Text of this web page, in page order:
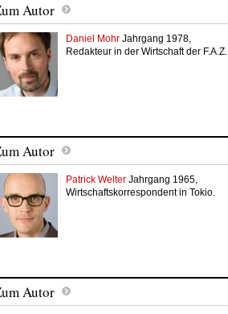
Autor
Daniel Mohr Jahrgang 1978,
Redakteur in der Wirtschaft der F.A.Z.
Autor
Patrick Welter Jahrgang 1965,
Wirtschaftskorrespondent in Tokio.
Autor